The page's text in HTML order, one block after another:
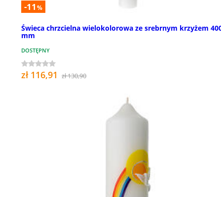
-11 %
Świeca chrzcielna wielokolorowa ze srebrnym krzyżem
mm
DOSTĘPNY
zł 116,91 zł 130,90